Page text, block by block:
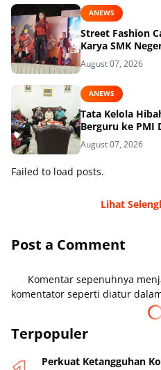
ANEWS
Street Fashion
Karya SMK
August 07, 2026
ANEWS
Tata Kelola
Berguru ke PMI
August 07, 2026
Failed to load posts.
Lihat
Post a Comment
Komentar sepenuhnya
komentator seperti diatur
Terpopuler
Perkuat Ketangguhan